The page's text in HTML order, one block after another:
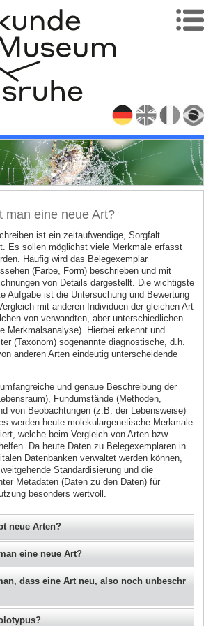
man eine neue Art?
ist ein zeitaufwendige, Sorgfalt
Es sollen möglichst viele Merkmale erfasst
Häufig wird das Belegexemplar
(Farbe, Form) beschrieben und mit
von Details dargestellt. Die wichtigste
Aufgabe ist die Untersuchung und Bewertung
mit anderen Individuen der gleichen Art
von verwandten, aber unterschiedlichen
Merkmalsanalyse). Hierbei erkennt und
(Taxonom) sogenannte diagnostische, d.h.
anderen Arten eindeutig unterscheidende
und genaue Beschreibung der
Fundumstände (Methoden,
von Beobachtungen (z.B. der Lebensweise)
werden heute molekulargenetische Merkmale
welche beim Vergleich von Arten bzw.
Da heute Daten zu Belegexemplaren in
Datenbanken verwaltet werden können,
Standardisierung und die
Metadaten (Daten zu den Daten) für
besonders wertvoll.
neue Arten?
eine neue Art?
dass eine Art neu, also noch unbeschr